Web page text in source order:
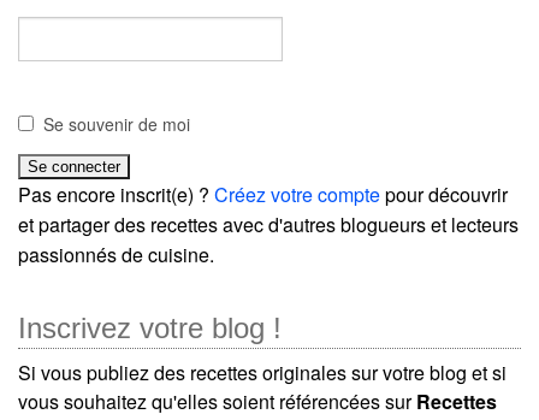
Se souvenir de moi
Pas encore inscrit(e) ? Créez votre comptepour découvrir
et partager des recettes avec d'autres blogueurs et lecteurs
passionnés de cuisine.
Inscrivez votre blog !
Si vous publiez des recettes originales sur votre blog et si
vous souhaitez qu'elles soient référencées surRecettes